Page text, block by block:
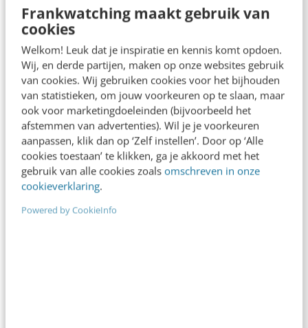
Frankwatching maakt gebruik van
cookies
Welkom! Leuk dat je inspiratie en kennis komt opdoen.
Wij, en derde partijen, maken op onze websites gebruik
van cookies. Wij gebruiken cookies voor het bijhouden
van statistieken, om jouw voorkeuren op te slaan, maar
ook voor marketingdoeleinden (bijvoorbeeld het
afstemmen van advertenties). Wil je je voorkeuren
aanpassen, klik dan op ‘Zelf instellen’. Door op ‘Alle
cookies toestaan’ te klikken, ga je akkoord met het
gebruik van alle cookies zoals omschreven in onze
cookieverklaring.
Powered by CookieInfo
MARKETING